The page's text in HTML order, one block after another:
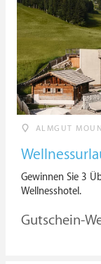
ALMGUT
Gewinnen Sie 3
Wellnesshotel.
Gutschein-